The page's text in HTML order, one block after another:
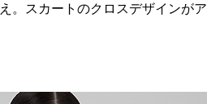
。スカートのクロスデザインがア